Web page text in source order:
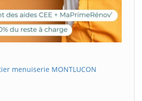
menuiserie MONTLUCON